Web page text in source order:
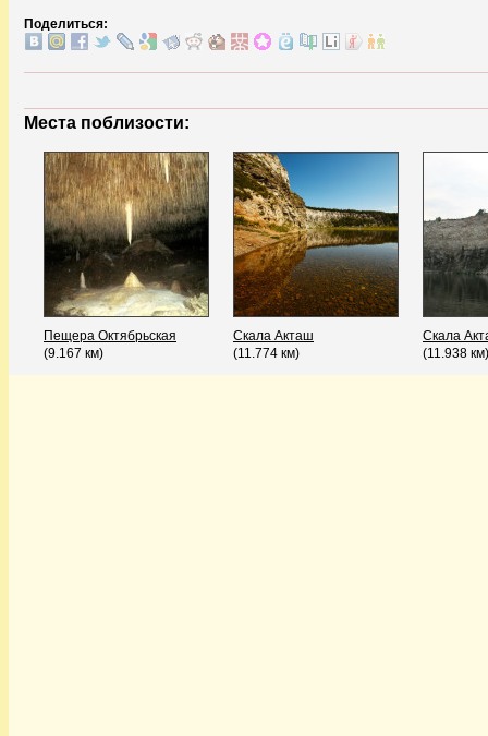
Поделиться:
Места поблизости:
Пещера Октябрьская
(9.167 км)
Скала Акташ
(11.774 км)
Скала
(11.938 км)